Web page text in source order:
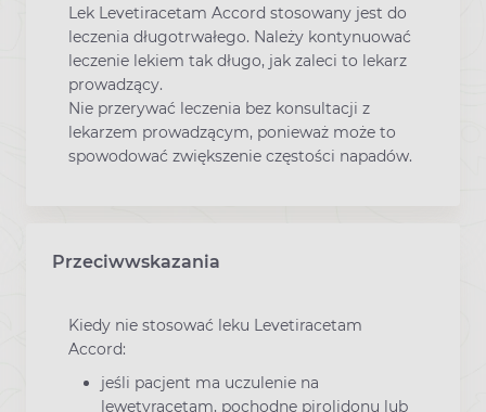
Lek Levetiracetam Accord stosowany jest do
leczenia długotrwałego. Należy kontynuować
leczenie lekiem tak długo, jak zaleci to lekarz
prowadzący.
Nie przerywać leczenia bez konsultacji z
lekarzem prowadzącym, ponieważ może to
spowodować zwiększenie częstości napadów.
Przeciwwskazania
Kiedy nie stosować leku Levetiracetam
Accord:
jeśli pacjent ma uczulenie na
lewetyracetam, pochodne pirolidonu lub